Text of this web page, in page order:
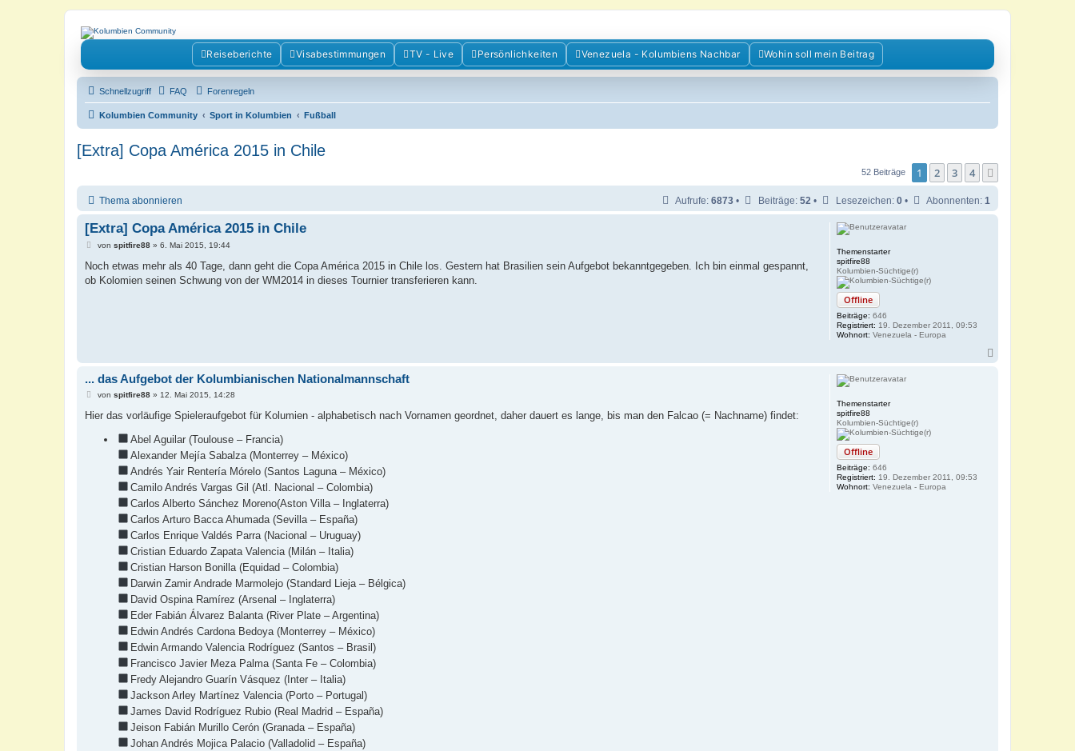
Kolumbienforum - Das grosse Forum der Freunde Kolumbiens
Reisen, Auswandern, Kultur, Politik, Geschichte und Visum in Kolumbien und Venezuela. Austausch, Erfahrungen und Gemeinschaft im Kolumbienforum
Reiseberichte Visabestimmungen TV - Live Persönlichkeiten Venezuela - Kolumbiens Nachbar Wohin soll mein Beitrag
Schnellzugriff FAQ Forenregeln
Kolumbien Community Sport in Kolumbien Fußball
[Extra] Copa América 2015 in Chile
52 Beiträge 1 2 3 4
Thema abonnieren Aufrufe: 6873 • Beiträge: 52 • Lesezeichen: 0 • Abonnenten: 1
Themenstarter
spitfire88
Kolumbien-Süchtige(r)
Offline
Beiträge: 646
Registriert: 19. Dezember 2011, 09:53
Wohnort: Venezuela - Europa
[Extra] Copa América 2015 in Chile
B
i
r
von spitfire88» 6. Mai 2015, 19:44
Noch etwas mehr als 40 Tage, dann geht die Copa América 2015 in Chile los. Gestern hat Brasilien sein Aufgebot bekanntgegeben. Ich bin einmal gespannt,
ob Kolomien seinen Schwung von der WM2014 in dieses Tournier transferieren kann.
Themenstarter
spitfire88
Kolumbien-Süchtige(r)
Offline
Beiträge: 646
Registriert: 19. Dezember 2011, 09:53
Wohnort: Venezuela - Europa
... das Aufgebot der Kolumbianischen Nationalmannschaft
B
i
von spitfire88» 12. Mai 2015, 14:28
Hier das vorläufige Spieleraufgebot für Kolumien - alphabetisch nach Vornamen geordnet, daher dauert es lange, bis man den Falcao (= Nachname) findet:
Abel Aguilar (Toulouse – Francia)
Alexander Mejía Sabalza (Monterrey – México)
Andrés Yair Rentería Mórelo (Santos Laguna – México)
Camilo Andrés Vargas Gil (Atl. Nacional – Colombia)
Carlos Alberto Sánchez Moreno(Aston Villa – Inglaterra)
Carlos Arturo Bacca Ahumada (Sevilla – España)
Carlos Enrique Valdés Parra (Nacional – Uruguay)
Cristian Eduardo Zapata Valencia (Milán – Italia)
Cristian Harson Bonilla (Equidad – Colombia)
Darwin Zamir Andrade Marmolejo (Standard Lieja – Bélgica)
David Ospina Ramírez (Arsenal – Inglaterra)
Eder Fabián Álvarez Balanta (River Plate – Argentina)
Edwin Andrés Cardona Bedoya (Monterrey – México)
Edwin Armando Valencia Rodríguez (Santos – Brasil)
Francisco Javier Meza Palma (Santa Fe – Colombia)
Fredy Alejandro Guarín Vásquez (Inter – Italia)
Jackson Arley Martínez Valencia (Porto – Portugal)
James David Rodríguez Rubio (Real Madrid – España)
Jeison Fabián Murillo Cerón (Granada – España)
Johan Andrés Mojica Palacio (Valladolid – España)